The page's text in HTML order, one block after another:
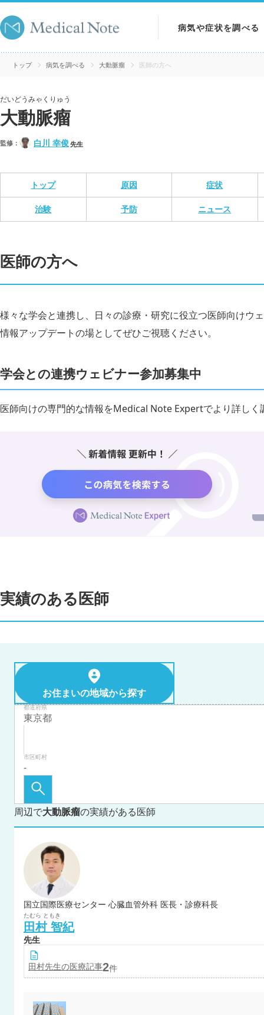
病気や症状を調べる
病気を調べる
トップ 病気を調べる 大動脈瘤 医師の方へ
だいどうみゃくりゅう
大動脈瘤
監修： 白川 幸俊先生
トップ 原因 症状
治験 予防 ニュース
医師の方へ
様々な学会と連携し、日々の診療・研究に役立つ医師向けウ
情報アップデートの場としてぜひご視聴ください。
学会との連携ウェビナー参加募集中
医師向けの専門的な情報をMedical Note Expertでより詳しく
実績のある医師
お住まいの地域から探す
都道府県
市区町村
周辺で大動脈瘤の実績がある医師
国立国際医療センター 心臓血管外科 医長・診療科長
たむら ともき
田村 智紀
先生
田村先生の医療記事2件